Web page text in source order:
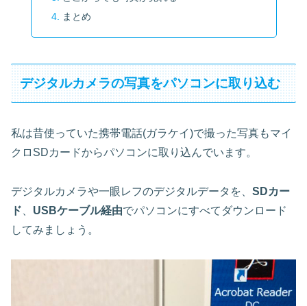
まとめ
デジタルカメラの写真をパソコンに取り込む
私は昔使っていた携帯電話(ガラケイ)で撮った写真もマイ
クロSDカードからパソコンに取り込んでいます。
デジタルカメラや一眼レフのデジタルデータを、 SDカー
ド
USBケーブル経由でパソコンにすべてダウンロード
してみましょう。